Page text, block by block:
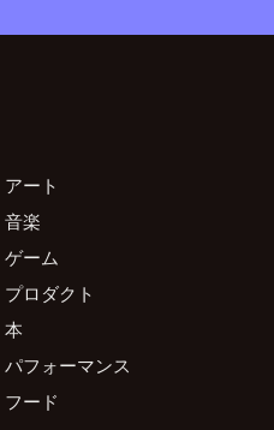
アート
音楽
ゲーム
プロダクト
本
パフォーマンス
フード